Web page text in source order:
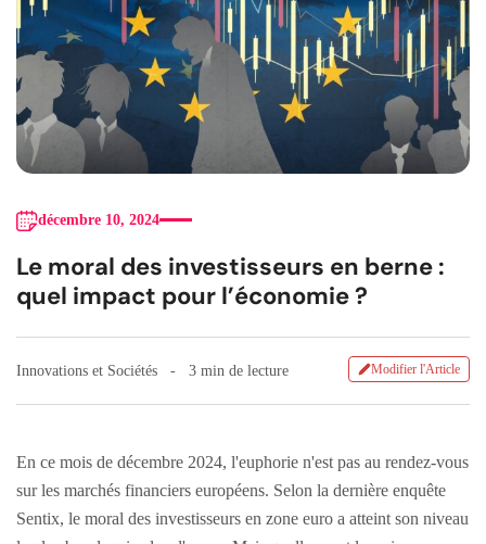
décembre 10, 2024
Le moral des investisseurs en berne :
quel impact pour l’économie ?
Innovations et Sociétés 3 min de lecture Modifier l'Article
En ce mois de décembre 2024, l'euphorie n'est pas au rendez-vous
sur les marchés financiers européens. Selon la dernière enquête
Sentix, le moral des investisseurs en zone euro a atteint son niveau